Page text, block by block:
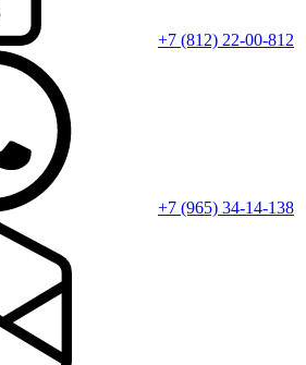
+7 (812) 22-00-812
+7 (965) 34-14-138